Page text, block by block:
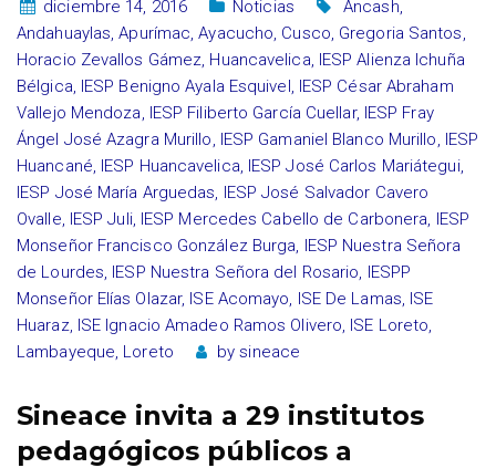
diciembre 14, 2016 Noticias Áncash,
Andahuaylas,Apurímac,Ayacucho, Cusco, Gregoria Santos,
Horacio Zevallos Gámez, Huancavelica, IESP Alienza Ichuña
Bélgica, IESP Benigno Ayala Esquivel, IESP César Abraham
Vallejo Mendoza, IESP Filiberto García Cuellar, IESP Fray
Ángel José Azagra Murillo, IESP Gamaniel Blanco Murillo, IESP
Huancané, IESP Huancavelica, IESP José Carlos Mariátegui,
IESP José María Arguedas, IESP José Salvador Cavero
Ovalle, IESP Juli, IESP Mercedes Cabello de Carbonera, IESP
Monseñor Francisco González Burga, IESP Nuestra Señora
de Lourdes, IESP Nuestra Señora del Rosario, IESPP
Monseñor Elías Olazar, ISE Acomayo, ISE De Lamas, ISE
Huaraz, ISE Ignacio Amadeo Ramos Olivero, ISE Loreto,
Lambayeque, Loreto bysineace
Sineace invita a 29 institutos
pedagógicos públicos a